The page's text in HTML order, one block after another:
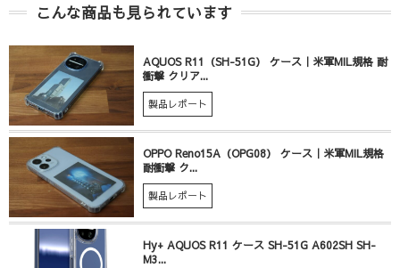
こんな商品も見られています
AQUOS R11（SH-51G） ケース｜米軍MIL規格 耐
衝撃 クリア...
製品レポート
OPPO Reno15A（OPG08） ケース｜米軍MIL規格
耐衝撃 ク...
製品レポート
Hy+ AQUOS R11 ケース SH-51G A602SH SH-
M3...